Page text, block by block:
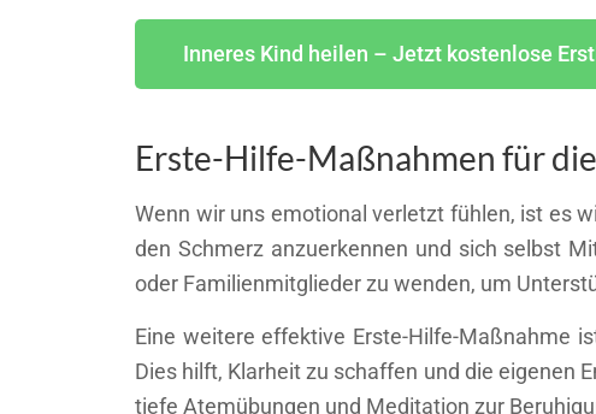
Inneres Kind heilen – Jetzt kostenlose
Erste-Hilfe-Maßnahmen für
Wenn wir uns emotional verletzt fühlen, ist es
den Schmerz anzuerkennen und sich selbst
oder Familienmitglieder zu wenden, um
Eine weitere effektive Erste-Hilfe-Maßnahme
Dies hilft, Klarheit zu schaffen und die eigenen
tiefe Atemübungen und Meditation zur